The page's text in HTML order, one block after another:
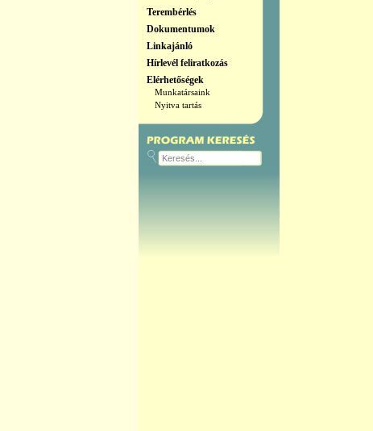
Terembérlés
Dokumentumok
Linkajánló
Hírlevél feliratkozás
Elérhetőségek
Munkatársaink
Nyitva tartás